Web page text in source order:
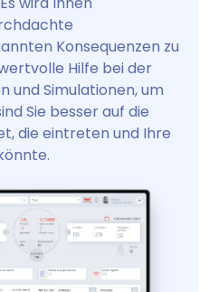
Konsequenzen zu
Hilfe bei der
und Simulationen, um
Sie besser auf die
die eintreten und Ihre